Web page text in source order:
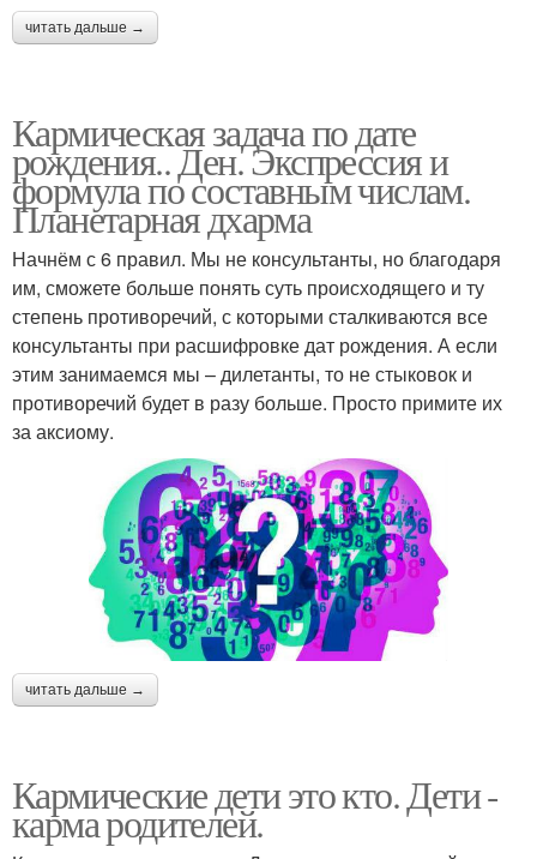
читать дальше →
Кармическая задача по дате
рождения.. Ден. Экспрессия и
формула по составным числам.
Планетарная дхарма
Начнём с 6 правил. Мы не консультанты, но благодаря
им, сможете больше понять суть происходящего и ту
степень противоречий, с которыми сталкиваются все
консультанты при расшифровке дат рождения. А если
этим занимаемся мы – дилетанты, то не стыковок и
противоречий будет в разу больше. Просто примите их
за аксиому.
читать дальше →
Кармические дети это кто. Дети -
карма родителей.